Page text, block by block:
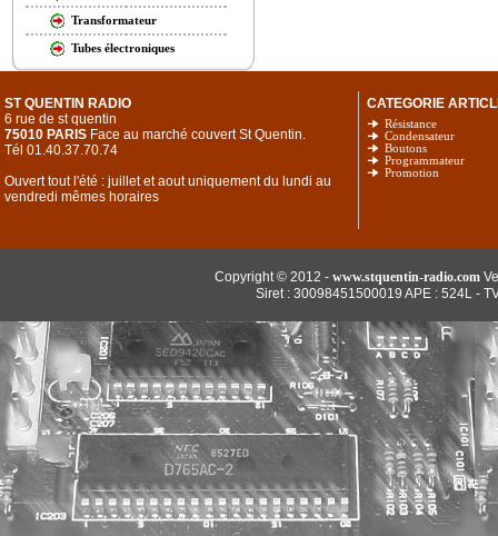
Transformateur
Tubes électroniques
ST QUENTIN RADIO
6 rue de st quentin
75010 PARIS Face au marché couvert St Quentin.
Tél 01.40.37.70.74
Ouvert tout l'été : juillet et aout uniquement du lundi au
vendredi mêmes horaires
CATEGORIE
Résistance
Condensateur
Boutons
Programmateur
Promotion
Copyright © 2012 - www.stquentin-radio.com
Siret : 30098451500019 APE : 524L -